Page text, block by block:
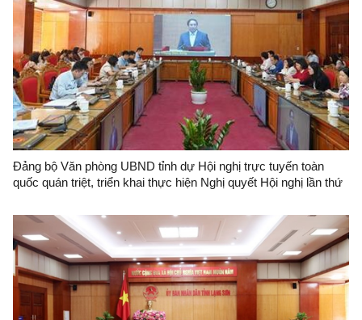
Đảng bộ Văn phòng UBND tỉnh dự Hội nghị trực tuyến toàn
quốc quán triệt, triển khai thực hiện Nghị quyết Hội nghị lần thứ